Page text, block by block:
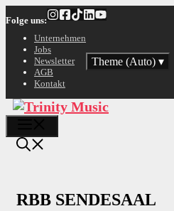
Inhalt
springen
Folge uns:
Unternehmen
Jobs
Newsletter
AGB
Kontakt
Theme (Auto) ▾
RBB SENDESAAL